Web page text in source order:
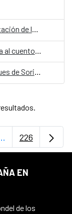
Contratación de Servicios de Implementación de la Gestión del Programa de Mediación y el Programa Infantil
III Certamen Seminarios Fundación Duques de Soria de Hispanismo Internacional
TAB para
PáginasPágina
226
EN
de los